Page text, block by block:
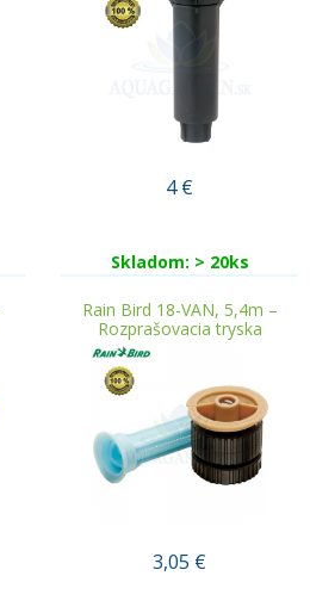
4 €
Skladom: > 20ks
Rain Bird 18-VAN, 5,4m –
Rozprašovacia tryska
3,05 €